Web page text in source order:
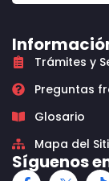
Trámites y
Preguntas
Glosario
Mapa del
Síguenos